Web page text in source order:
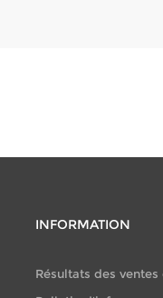
INFORMATION
Résultats des